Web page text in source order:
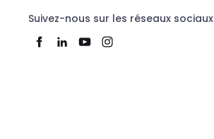
Suivez-nous sur les réseaux sociaux